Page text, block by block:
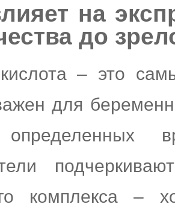
на
до
– это
для
определенных
комплекса –